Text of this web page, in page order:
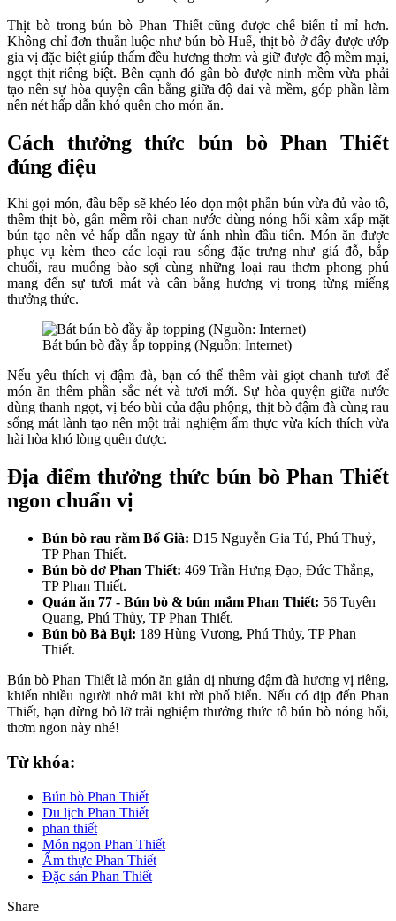
Thịt bò trong bún bò Phan Thiết cũng được chế biến tỉ mỉ hơn.
Không chỉ đơn thuần luộc như bún bò Huế, thịt bò ở đây được ướp
gia vị đặc biệt giúp thấm đều hương thơm và giữ được độ mềm mại,
ngọt thịt riêng biệt. Bên cạnh đó gân bò được ninh mềm vừa phải
tạo nên sự hòa quyện cân bằng giữa độ dai và mềm, góp phần làm
nên nét hấp dẫn khó quên cho món ăn.
Cách thưởng thức bún bò Phan Thiết
đúng điệu
Khi gọi món, đầu bếp sẽ khéo léo dọn một phần bún vừa đủ vào tô,
thêm thịt bò, gân mềm rồi chan nước dùng nóng hổi xâm xấp mặt
bún tạo nên vẻ hấp dẫn ngay từ ánh nhìn đầu tiên. Món ăn được
phục vụ kèm theo các loại rau sống đặc trưng như giá đỗ, bắp
chuối, rau muống bào sợi cùng những loại rau thơm phong phú
mang đến sự tươi mát và cân bằng hương vị trong từng miếng
thưởng thức.
Bát bún bò đầy ắp topping (Nguồn: Internet)
Nếu yêu thích vị đậm đà, bạn có thể thêm vài giọt chanh tươi để
món ăn thêm phần sắc nét và tươi mới. Sự hòa quyện giữa nước
dùng thanh ngọt, vị béo bùi của đậu phộng, thịt bò đậm đà cùng rau
sống mát lành tạo nên một trải nghiệm ẩm thực vừa kích thích vừa
hài hòa khó lòng quên được.
Địa điểm thưởng thức bún bò Phan Thiết
ngon chuẩn vị
Bún bò rau răm Bố Già: D15 Nguyễn Gia Tú, Phú Thuỷ,
TP Phan Thiết.
Bún bò dơ Phan Thiết: 469 Trần Hưng Đạo, Đức Thắng,
TP Phan Thiết.
Quán ăn 77 - Bún bò & bún mắm Phan Thiết: 56 Tuyên
Quang, Phú Thủy, TP Phan Thiết.
Bún bò Bà Bụi: 189 Hùng Vương, Phú Thủy, TP Phan
Thiết.
Bún bò Phan Thiết là món ăn giản dị nhưng đậm đà hương vị riêng,
khiến nhiều người nhớ mãi khi rời phố biển. Nếu có dịp đến Phan
Thiết, bạn đừng bỏ lỡ trải nghiệm thưởng thức tô bún bò nóng hổi,
thơm ngon này nhé!
Từ khóa:
Bún bò Phan Thiết
Du lịch Phan Thiết
phan thiết
Món ngon Phan Thiết
Ẩm thực Phan Thiết
Đặc sản Phan Thiết
Share